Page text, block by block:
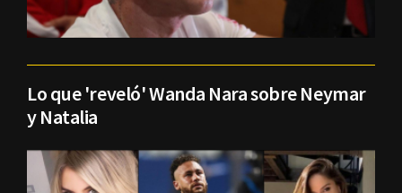
Lo que 'reveló' Wanda Nara sobre Neymar
y Natalia